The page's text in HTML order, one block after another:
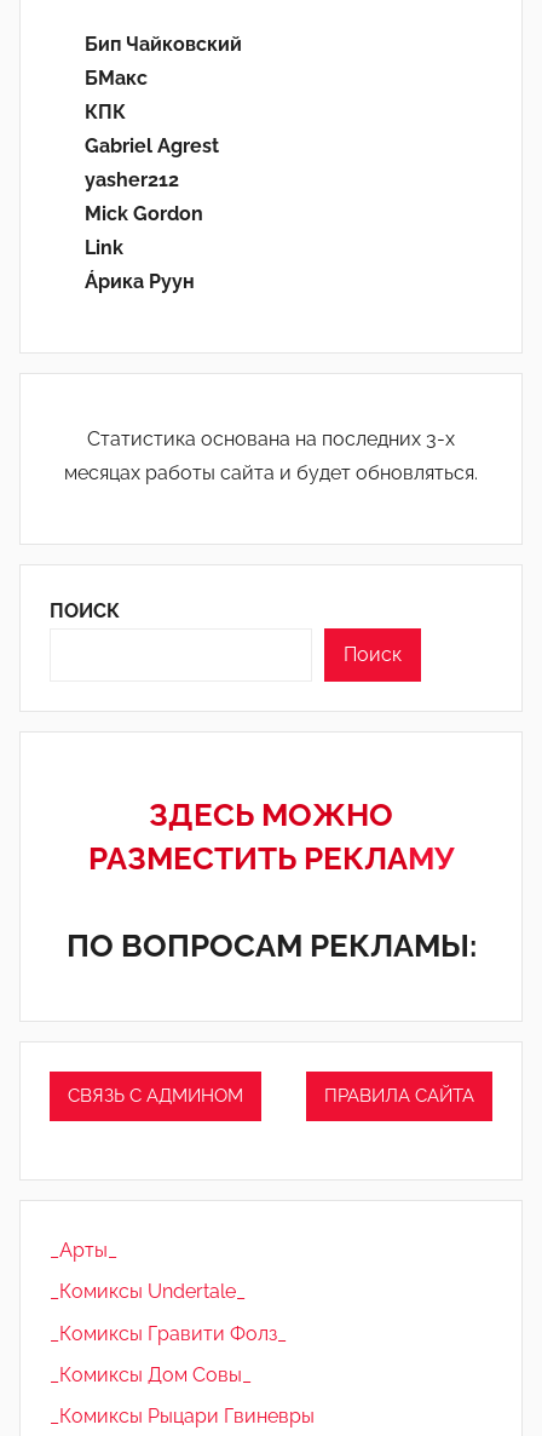
Бип Чайковский
БМакс
КПК
Gabriel Agrest
yasher212
Mick Gordon
Link
Áрика Руун
Статистика основана на последних 3-х
месяцах работы сайта и будет обновляться.
ПОИСК
Поиск
ЗДЕСЬ МОЖНО
РАЗМЕСТИТЬ РЕКЛАМУ
ПО ВОПРОСАМ РЕКЛАМЫ:
СВЯЗЬ С АДМИНОМ ПРАВИЛА САЙТА
_Арты_
_Комиксы Undertale_
_Комиксы Гравити Фолз_
_Комиксы Дом Совы_
_Комиксы Рыцари Гвиневры